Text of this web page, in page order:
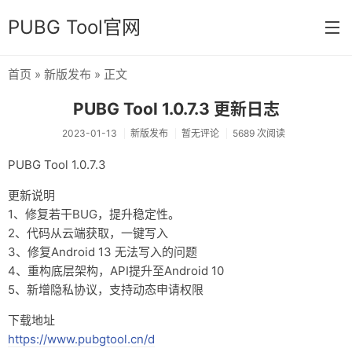
PUBG Tool官网
新版发布
开发相关
关于
首页 » 新版发布 » 正文
PUBG Tool 1.0.7.3 更新日志
2023-01-13 新版发布 暂无评论 5689 次阅读
PUBG Tool 1.0.7.3
更新说明
1、修复若干BUG，提升稳定性。
2、代码从云端获取，一键写入
3、修复Android 13 无法写入的问题
4、重构底层架构，API提升至Android 10
5、新增隐私协议，支持动态申请权限
下载地址
https://www.pubgtool.cn/d